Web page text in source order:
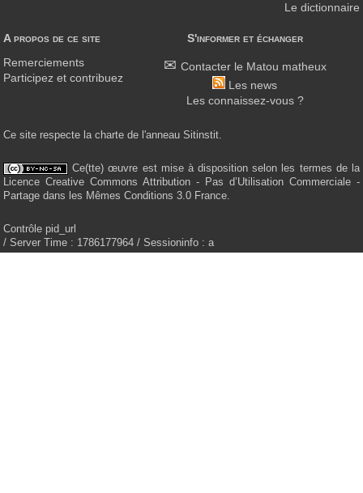
A propos de ce site
Remerciements
Participez et contribuez
S'informer et échanger
Contacter le Matou matheux
Les news
Les connaissez-vous ?
Le dictionnaire
Ce site respecte la charte de l'anneau Sitinstit.
Ce(tte) œuvre est mise à disposition selon les termes de la
Licence Creative Commons Attribution - Pas d’Utilisation Commerciale -
Partage dans les Mêmes Conditions 3.0 France.
Contrôle pid_url
/ Server Time : 1786177964 / Sessioninfo : a